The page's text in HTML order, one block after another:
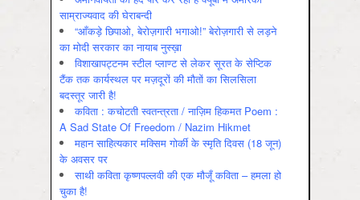
साम्राज्यवाद की घेराबन्दी
“आँकड़े छिपाओ, बेरोज़गारी भगाओ!” बेरोज़गारी से लड़ने
का मोदी सरकार का नायाब नुस्ख़ा
विशाखापट्टनम स्टील प्लाण्ट से लेकर सूरत के सेप्टिक
टैंक तक कार्यस्थल पर मज़दूरों की मौतों का सिलसिला
बदस्तूर जारी है!
कविता : कचोटती स्वतन्त्रता / नाज़िम हिकमत Poem :
A Sad State Of Freedom / Nazim Hikmet
महान साहित्यकार मक्सिम गोर्की के स्मृति दिवस (18 जून)
के अवसर पर
साथी कविता कृष्णपल्लवी की एक मौजूँ कविता – हमला हो
चुका है!